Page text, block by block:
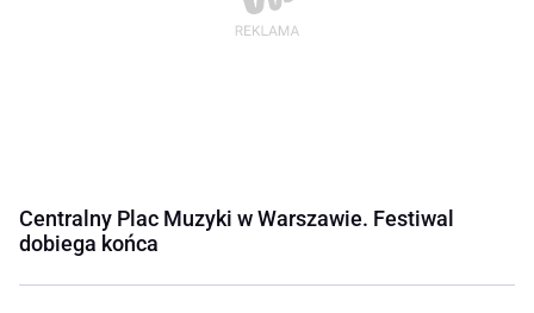
Centralny Plac Muzyki w Warszawie. Festiwal
dobiega końca